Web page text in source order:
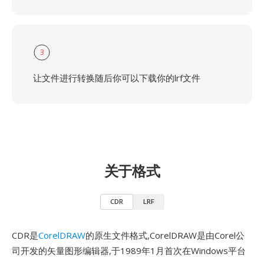
3
让文件进行转换随后你可以下载你的lrf文件
关于格式
CDR LRF
CDR是CorelDRAW的原生文件格式,CorelDRAW是由Corel公
司开发的矢量图形编辑器,于1989年1月首次在Windows平台